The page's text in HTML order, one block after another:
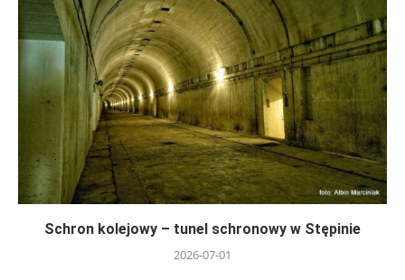
Schron kolejowy – tunel schronowy w Stępinie
2026-07-01